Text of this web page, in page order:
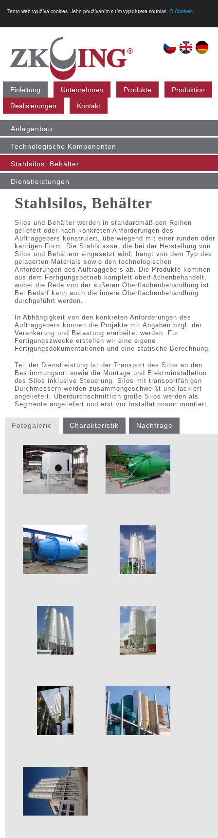
Tento web využívá cookies. Jeho používáním s tím vyjadřujete souhlas. O Cookies
Einleitung Unternehmen Produkte Produktion
Realisierungen Kontakt
Anlagenbau
Technologische Komponenten
Stahlsilos, Behälter
Dienstleistungen
Stahlsilos, Behälter
Silos und Behälter werden in standardmäßigen Reihen
geliefert oder nach konkreten Anforderungen des
Auftraggebers konstruiert, überwiegend mit einer runden oder
kantigen Form. Die Stahlklasse, die bei der Herstellung von
Silos und Behältern eingesetzt wird, hängt von dem Typ des
gelagerten Materials sowie den technologischen
Anforderungen des Auftraggebers ab. Die Produkte kommen
aus dem Fertigungsbetrieb komplett oberflächenbehandelt,
wobei die Rede von der äußeren Oberflächenbehandlung ist.
Bei Bedarf kann auch die innere Oberflächenbehandlung
durchgeführt werden.
In Abhängigkeit von den konkreten Anforderungen des
Auftraggebers können die Projekte mit Angaben bzgl. der
Verankerung und Belastung erarbeitet werden. Für
Fertigungszwecke erstellen wir eine eigene
Fertigungsdokumentationen und eine statische Berechnung.
Teil der Dienstleistung ist der Transport des Silos an den
Bestimmungsort sowie die Montage und Elektroinstallation
des Silos inklusive Steuerung. Silos mit transportfähigen
Durchmessern werden zusammengeschweißt und lackiert
angeliefert. Überdurchschnittlich große Silos werden als
Segmente angeliefert und erst vor Installationsort montiert.
Fotogalerie Charakteristik Nachfrage